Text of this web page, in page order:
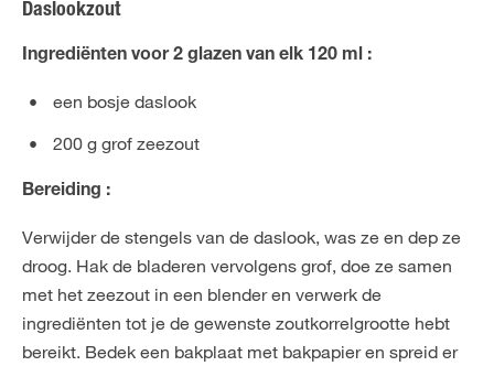
Daslookzout
Ingrediënten voor 2 glazen van elk 120 ml :
een bosje daslook
200 g grof zeezout
Bereiding :
Verwijder de stengels van de daslook, was ze en dep ze
droog. Hak de bladeren vervolgens grof, doe ze samen
met het zeezout in een blender en verwerk de
ingrediënten tot je de gewenste zoutkorrelgrootte hebt
bereikt. Bedek een bakplaat met bakpapier en spreid er